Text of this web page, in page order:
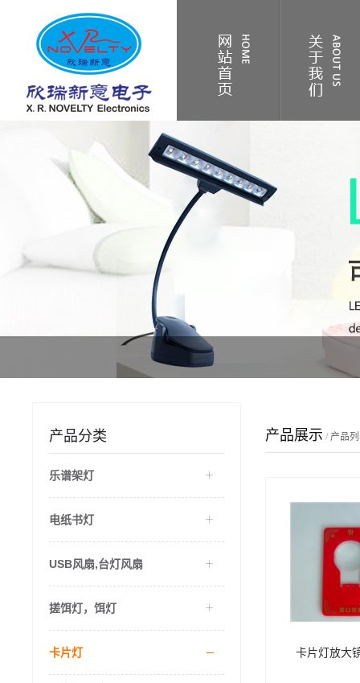
产品分类
乐谱架灯
电纸书灯
USB风扇,台灯风扇
搓饵灯，饵灯
卡片灯
产品展示 / 产品
卡片灯放大